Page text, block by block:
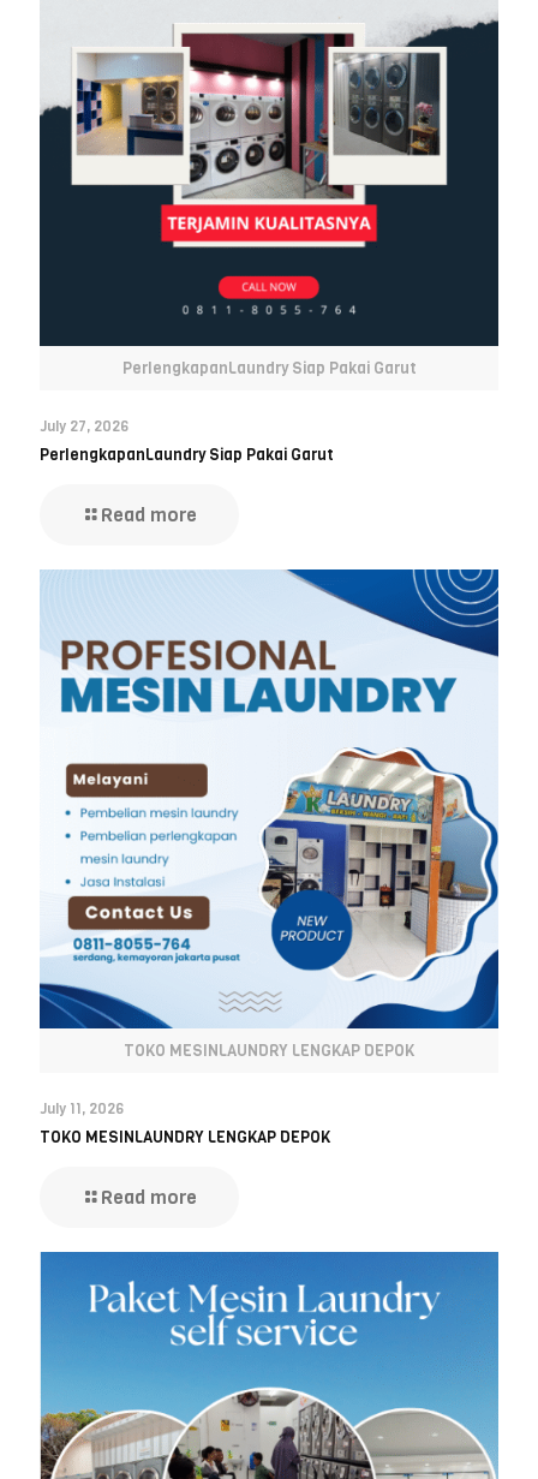
PerlengkapanLaundry Siap Pakai Garut
July 27, 2026
PerlengkapanLaundry Siap Pakai Garut
Read more
TOKO MESINLAUNDRY LENGKAP DEPOK
July 11, 2026
TOKO MESINLAUNDRY LENGKAP DEPOK
Read more